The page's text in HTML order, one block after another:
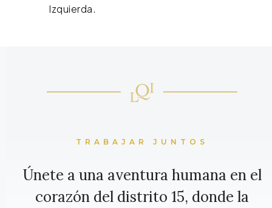
Izquierda.
TRABAJAR JUNTOS
Únete a una aventura humana en el
corazón del distrito 15, donde la